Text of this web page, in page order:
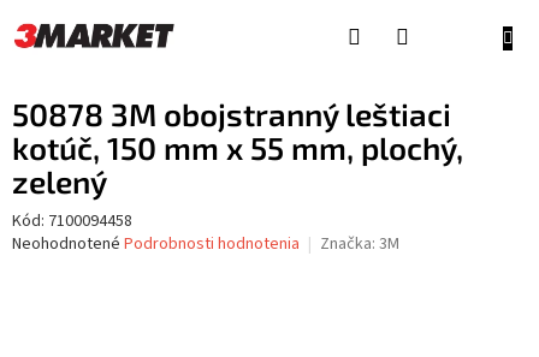
na
obsah
50878 3M obojstranný leštiaci
kotúč, 150 mm x 55 mm, plochý,
zelený
Kód: 7100094458
Priemerné
Neohodnotené Podrobnosti hodnotenia Značka: 3M